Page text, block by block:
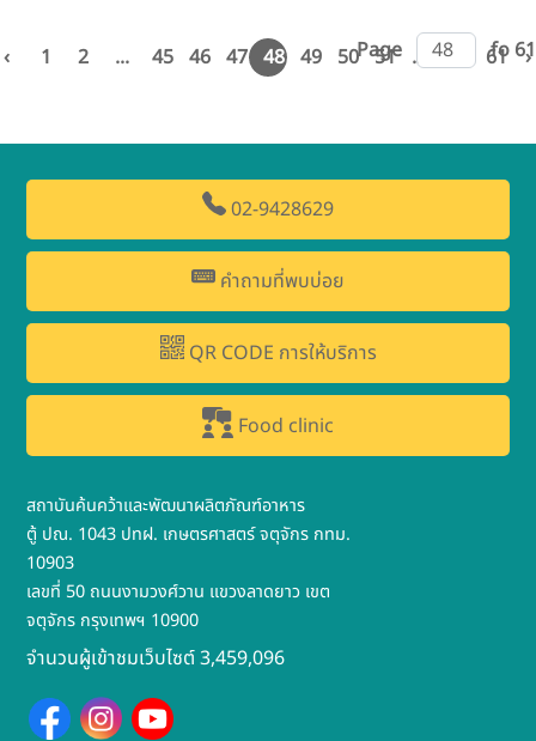
‹ 1 2 ... 45 46 47 48 49 50 51 ... 60 61 ›
Page fo 61
02-9428629
คำถามที่พบบ่อย
QR CODE การให้บริการ
Food clinic
สถาบันค้นคว้าและพัฒนาผลิตภัณฑ์อาหาร
ตู้ ปณ. 1043 ปทฝ. เกษตรศาสตร์ จตุจักร กทม.
10903
เลขที่ 50 ถนนงามวงศ์วาน แขวงลาดยาว เขต
จตุจักร กรุงเทพฯ 10900
จำนวนผู้เข้าชมเว็บไซต์ 3,459,096